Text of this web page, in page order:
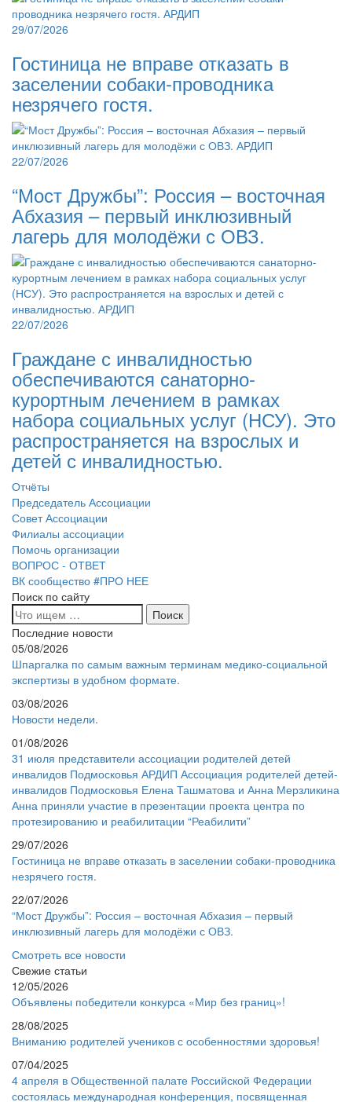
29/07/2026
Гостиница не вправе отказать в
заселении собаки-проводника
незрячего гостя.
22/07/2026
“Мост Дружбы”: Россия – восточная
Абхазия – первый инклюзивный
лагерь для молодёжи с ОВЗ.
22/07/2026
Граждане с инвалидностью
обеспечиваются санаторно-
курортным лечением в рамках
набора социальных услуг (НСУ). Это
распространяется на взрослых и
детей с инвалидностью.
Отчёты
Председатель Ассоциации
Совет Ассоциации
Филиалы ассоциации
Помочь организации
ВОПРОС - ОТВЕТ
ВК сообщество #ПРО НЕЕ
Поиск по сайту
Последние новости
05/08/2026
Шпаргалка по самым важным терминам медико-социальной
экспертизы в удобном формате.
03/08/2026
Новости недели.
01/08/2026
31 июля представители ассоциации родителей детей
инвалидов Подмосковья АРДИП Ассоциация родителей детей-
инвалидов Подмосковья Елена Ташматова и Анна Мерзликина
Анна приняли участие в презентации проекта центра по
протезированию и реабилитации “Реабилити”
29/07/2026
Гостиница не вправе отказать в заселении собаки-проводника
незрячего гостя.
22/07/2026
“Мост Дружбы”: Россия – восточная Абхазия – первый
инклюзивный лагерь для молодёжи с ОВЗ.
Смотреть все новости
Свежие статьи
12/05/2026
Объявлены победители конкурса «Мир без границ»!
28/08/2025
Вниманию родителей учеников с особенностями здоровья!
07/04/2025
4 апреля в Общественной палате Российской Федерации
состоялась международная конференция, посвященная